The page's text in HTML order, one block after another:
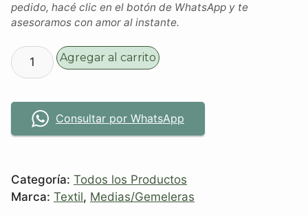
pedido, hacé clic en el botón de WhatsApp y te
asesoramos con amor al instante.
Agregar al carrito
Consultar por WhatsApp
Categoría: Todos los Productos
Marca: Textil, Medias/Gemeleras